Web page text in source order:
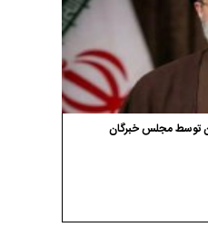
توسط مجلس خبرگان